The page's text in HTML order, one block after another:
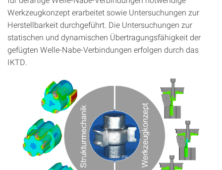
Werkzeugkonzept erarbeitet sowie Untersuchungen zur
Herstellbarkeit durchgeführt. Die Untersuchungen zur
statischen und dynamischen Übertragungsfähigkeit der
gefügten Welle-Nabe-Verbindungen erfolgen durch das
IKTD.